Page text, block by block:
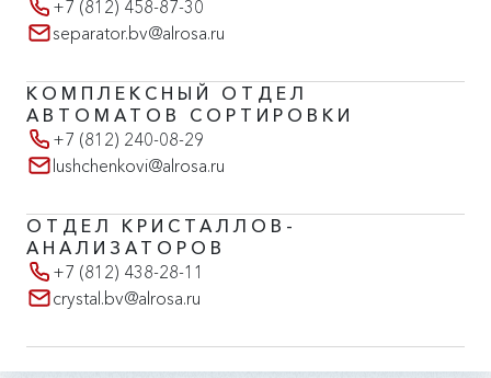
+7 (812) 458-87-30
separator.bv@alrosa.ru
КОМПЛЕКСНЫЙ ОТДЕЛ
АВТОМАТОВ СОРТИРОВКИ
+7 (812) 240-08-29
lushchenkovi@alrosa.ru
ОТДЕЛ КРИСТАЛЛОВ-
АНАЛИЗАТОРОВ
+7 (812) 438-28-11
crystal.bv@alrosa.ru